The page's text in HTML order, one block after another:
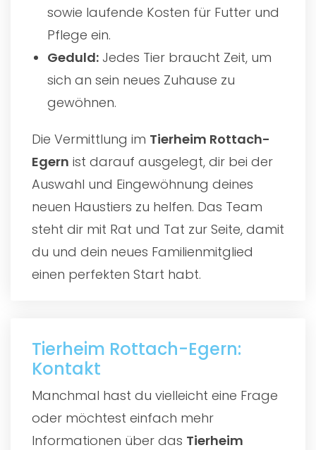
sowie laufende Kosten für Futter und
Pflege ein.
Geduld: Jedes Tier braucht Zeit, um
sich an sein neues Zuhause zu
gewöhnen.
Die Vermittlung im Tierheim Rottach-
Egern ist darauf ausgelegt, dir bei der
Auswahl und Eingewöhnung deines
neuen Haustiers zu helfen. Das Team
steht dir mit Rat und Tat zur Seite, damit
du und dein neues Familienmitglied
einen perfekten Start habt.
Tierheim Rottach-Egern:
Kontakt
Manchmal hast du vielleicht eine Frage
oder möchtest einfach mehr
Informationen über das Tierheim